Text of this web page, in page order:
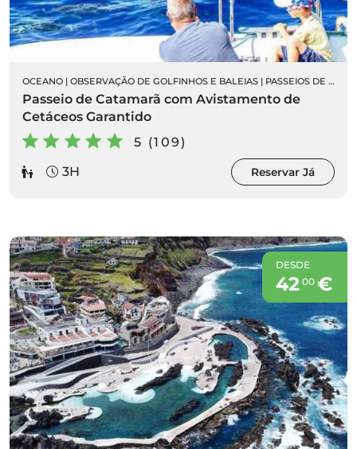
OCEANO | OBSERVAÇÃO DE GOLFINHOS E BALEIAS | PASSEIOS DE BARCO
Passeio de Catamarã com Avistamento de
Cetáceos Garantido
5 (109)
3H
Reservar Já
DESDE
42 00€